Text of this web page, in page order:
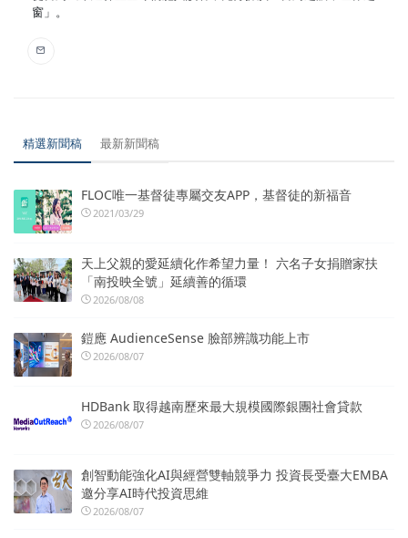
窗」。
精選新聞稿 最新新聞稿
FLOC唯一基督徒專屬交友APP，基督徒的新福音
2021/03/29
天上父親的愛延續化作希望力量！ 六名子女捐贈家扶
「南投映全號」延續善的循環
2026/08/08
鎧應 AudienceSense 臉部辨識功能上市
2026/08/07
HDBank 取得越南歷來最大規模國際銀團社會貸款
2026/08/07
創智動能強化AI與經營雙軸競爭力 投資長受臺大EMBA
邀分享AI時代投資思維
2026/08/07